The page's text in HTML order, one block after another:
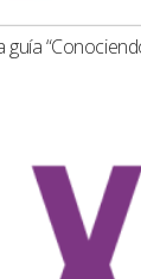
guía